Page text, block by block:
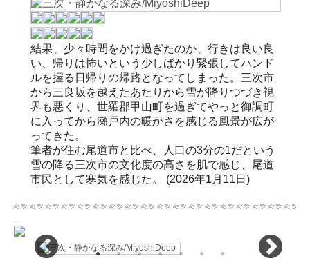
結果、少々時間をかけ過ぎたのか、行きは良い良
い、帰りは怖いという少しばかり緊張してハンド
ルを握る日帰りの帰路となってしまった。三次市
から三良坂を越えたあたりから雪が降りつづき視
界も悪くり、世羅郡甲山町を過ぎてやっと御調町
に入ってから瀬戸内の暖かさを感じる風景が広が
ってきた。
筆者が住む尾道市と比べ、人口の3分の1だという
雪の降る三次市の文化度の高さを肌で感じ、尾道
市民として寒気を感じた。 (2026年1月11日)